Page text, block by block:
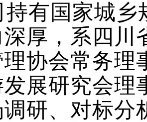
持有国家城乡
厚，系四川
协会常务理
展研究会理
研、对标分